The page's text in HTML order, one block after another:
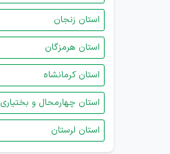
استان زنجان
استان هرمزگان
استان کرمانشاه
استان چهارمحال و بختیاری
استان لرستان